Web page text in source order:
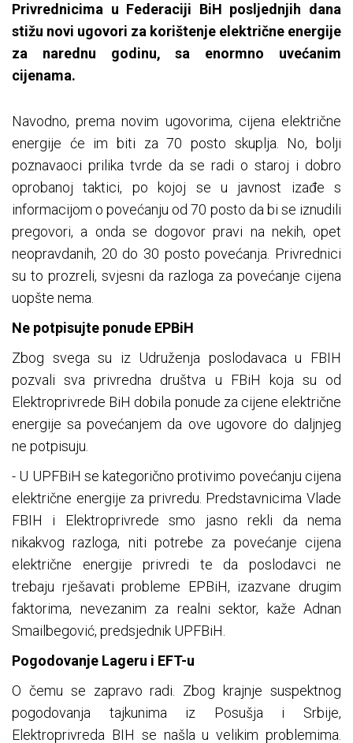
Privrednicima u Federaciji BiH posljednjih dana
stižu novi ugovori za korištenje električne energije
za narednu godinu, sa enormno uvećanim
cijenama.
Navodno, prema novim ugovorima, cijena električne
energije će im biti za 70 posto skuplja. No, bolji
poznavaoci prilika tvrde da se radi o staroj i dobro
oprobanoj taktici, po kojoj se u javnost izađe s
informacijom o povećanju od 70 posto da bi se iznudili
pregovori, a onda se dogovor pravi na nekih, opet
neopravdanih, 20 do 30 posto povećanja. Privrednici
su to prozreli, svjesni da razloga za povećanje cijena
uopšte nema.
Ne potpisujte ponude EPBiH
Zbog svega su iz Udruženja poslodavaca u FBIH
pozvali sva privredna društva u FBiH koja su od
Elektroprivrede BiH dobila ponude za cijene električne
energije sa povećanjem da ove ugovore do daljnjeg
ne potpisuju.
- U UPFBiH se kategorično protivimo povećanju cijena
električne energije za privredu. Predstavnicima Vlade
FBIH i Elektroprivrede smo jasno rekli da nema
nikakvog razloga, niti potrebe za povećanje cijena
električne energije privredi te da poslodavci ne
trebaju rješavati probleme EPBiH, izazvane drugim
faktorima, nevezanim za realni sektor, kaže Adnan
Smailbegović, predsjednik UPFBiH.
Pogodovanje Lageru i EFT-u
O čemu se zapravo radi. Zbog krajnje suspektnog
pogodovanja tajkunima iz Posušja i Srbije,
Elektroprivreda BIH se našla u velikim problemima.